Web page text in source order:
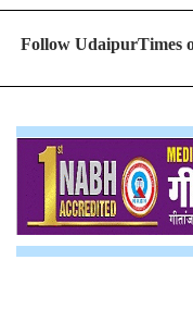
Follow UdaipurTimes